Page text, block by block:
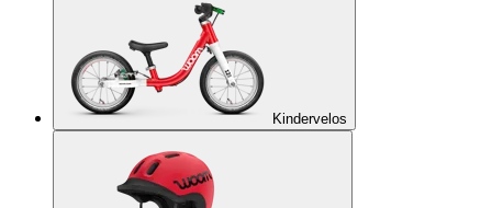
Kindervelos